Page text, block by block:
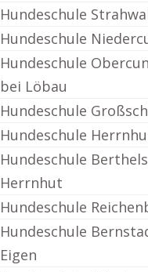
Hundeschule
Hundeschule
Hundeschule
bei Löbau
Hundeschule
Hundeschule
Hundeschule
Herrnhut
Hundeschule
Hundeschule
Eigen